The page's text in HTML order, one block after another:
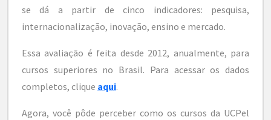
se dá a partir de cinco indicadores: pesquisa,
internacionalização, inovação, ensino e mercado.
Essa avaliação é feita desde 2012, anualmente, para
cursos superiores no Brasil. Para acessar os dados
completos, clique aqui.
Agora, você pôde perceber como os cursos da UCPel